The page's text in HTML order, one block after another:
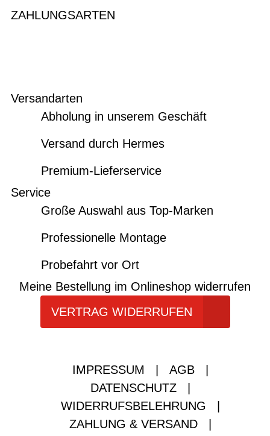
ZAHLUNGSARTEN
Versandarten
Abholung in unserem Geschäft
Versand durch Hermes
Premium-Lieferservice
Service
Große Auswahl aus Top-Marken
Professionelle Montage
Probefahrt vor Ort
Meine Bestellung im Onlineshop widerrufen
VERTRAG WIDERRUFEN
IMPRESSUM AGB
DATENSCHUTZ
WIDERRUFSBELEHRUNG
ZAHLUNG & VERSAND